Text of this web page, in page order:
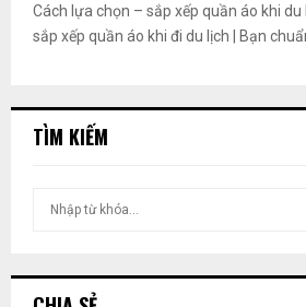
Cách lựa chọn – sắp xếp quần áo khi
sắp xếp quần áo khi đi du lịch | Bạn
TÌM KIẾM